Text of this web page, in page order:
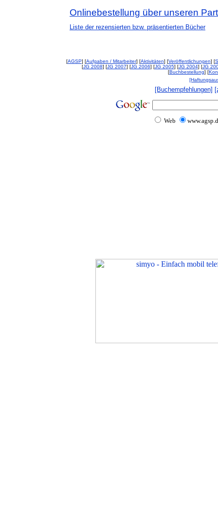
Onlinebestellung über unseren
Liste der rezensierten bzw. präsentierten Bücher
[AGSP] [Aufgaben / Mitarbeiter] [Aktivitäten] [Veröffentlichungen] [
[JG 2008] [JG 2007] [JG 2006] [JG 2005] [JG 2004] [JG
[Buchbestellung] [
[Buchempfehlungen]
Web